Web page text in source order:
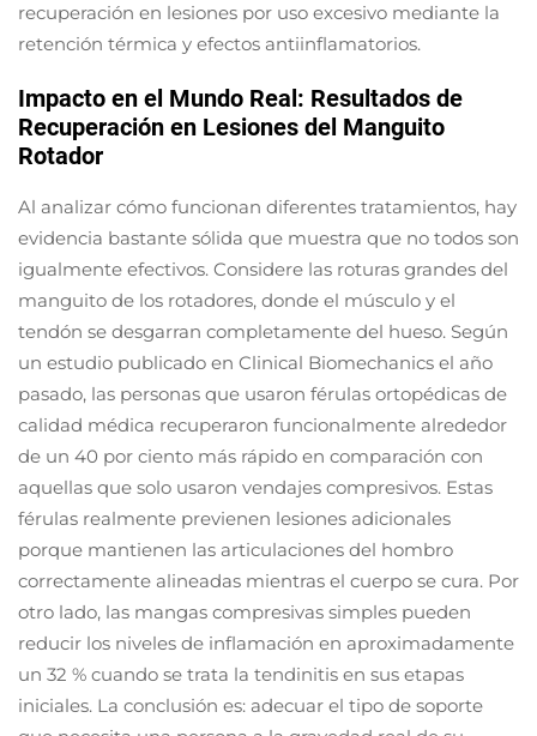
recuperación en lesiones por uso excesivo mediante la
retención térmica y efectos antiinflamatorios.
Impacto en el Mundo Real: Resultados de
Recuperación en Lesiones del Manguito
Rotador
Al analizar cómo funcionan diferentes tratamientos, hay
evidencia bastante sólida que muestra que no todos son
igualmente efectivos. Considere las roturas grandes del
manguito de los rotadores, donde el músculo y el
tendón se desgarran completamente del hueso. Según
un estudio publicado en Clinical Biomechanics el año
pasado, las personas que usaron férulas ortopédicas de
calidad médica recuperaron funcionalmente alrededor
de un 40 por ciento más rápido en comparación con
aquellas que solo usaron vendajes compresivos. Estas
férulas realmente previenen lesiones adicionales
porque mantienen las articulaciones del hombro
correctamente alineadas mientras el cuerpo se cura. Por
otro lado, las mangas compresivas simples pueden
reducir los niveles de inflamación en aproximadamente
un 32 % cuando se trata la tendinitis en sus etapas
iniciales. La conclusión es: adecuar el tipo de soporte